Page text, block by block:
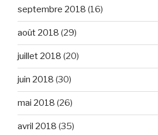
septembre 2018 (16)
août 2018 (29)
juillet 2018 (20)
juin 2018 (30)
mai 2018 (26)
avril 2018 (35)